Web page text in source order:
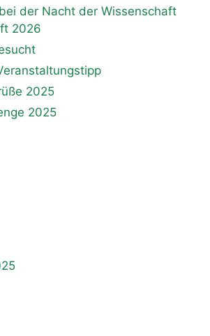
der Nacht der Wissenschaft
2026
2025
2025